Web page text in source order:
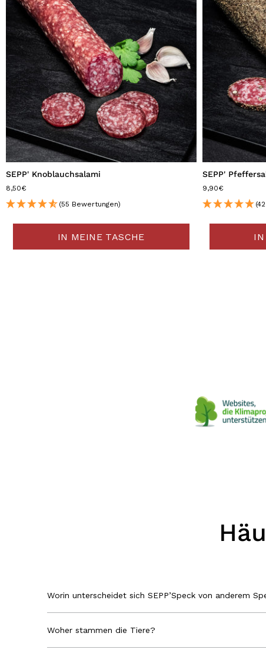
SEPP' Knoblauchsalami
8,50€
(55 Bewertungen)
IN MEINE TASCHE
SEPP'
9,90€
IN
Worin unterscheidet sich SEPP’Speck von anderem
Woher stammen die Tiere?